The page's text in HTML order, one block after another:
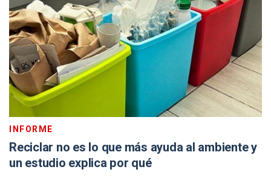
INFORME
Reciclar no es lo que más ayuda al ambiente y
un estudio explica por qué